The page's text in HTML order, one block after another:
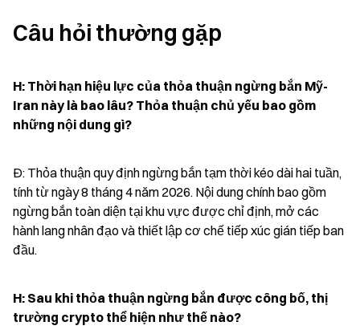
Câu hỏi thường gặp
H: Thời hạn hiệu lực của thỏa thuận ngừng bắn Mỹ-
Iran này là bao lâu? Thỏa thuận chủ yếu bao gồm
những nội dung gì?
Đ: Thỏa thuận quy định ngừng bắn tạm thời kéo dài hai tuần,
tính từ ngày 8 tháng 4 năm 2026. Nội dung chính bao gồm
ngừng bắn toàn diện tại khu vực được chỉ định, mở các
hành lang nhân đạo và thiết lập cơ chế tiếp xúc gián tiếp ban
đầu.
H: Sau khi thỏa thuận ngừng bắn được công bố, thị
trường crypto thể hiện như thế nào?